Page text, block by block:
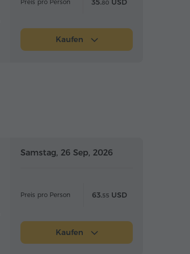
Preis pro Person 35.80 USD
Kaufen
Samstag, 26 Sep, 2026
Preis pro Person 63.55 USD
Kaufen